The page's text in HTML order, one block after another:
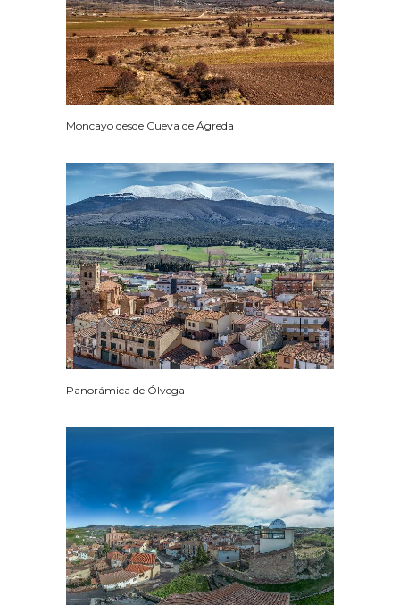
Moncayo desde Cueva de Ágreda
Panorámica de Ólvega